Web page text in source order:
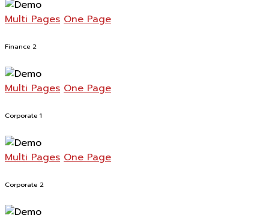
Multi Pages One Page
Finance 2
Multi Pages One Page
Corporate 1
Multi Pages One Page
Corporate 2